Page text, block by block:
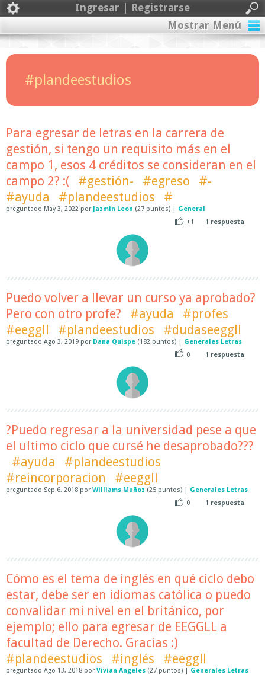
Ingresar | Registrarse
Mostrar Menú
#plandeestudios
Para egresar de letras en la carrera de
gestión, si tengo un requisito más en el
campo 1, esos 4 créditos se consideran en el
campo 2? :(
#gestión- #egreso
#-
#ayuda
#plandeestudios #
preguntado May 3, 2022 por Jazmin Leon (27 puntos) | General
+1
1 respuesta
Puedo volver a llevar un curso ya aprobado?
Pero con otro profe?
#ayuda
#profes
#eeggll
#plandeestudios #dudaseeggll
preguntado Ago 3, 2019 por Dana Quispe (182 puntos) | Generales Letras
0
1 respuesta
?Puedo regresar a la universidad pese a que
el ultimo ciclo que cursé he desaprobado???
#ayuda
#plandeestudios
#reincorporacion
#eeggll
preguntado Sep 6, 2018 por Williams Muñoz (25 puntos) | Generales Letras
0
1 respuesta
Cómo es el tema de inglés en qué ciclo debo
estar, debe ser en idiomas católica o puedo
convalidar mi nivel en el británico, por
ejemplo; ello para egresar de EEGGLL a
facultad de Derecho. Gracias :)
#plandeestudios
#inglés #eeggll
preguntado Ago 13, 2018 por Vivian Angeles (27 puntos) | Generales Letras